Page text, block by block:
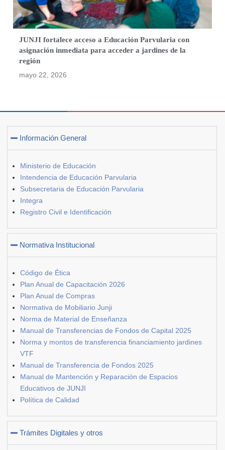
JUNJI fortalece acceso a Educación Parvularia con
asignación inmediata para acceder a jardines de la
región
mayo 22, 2026
Información General
Ministerio de Educación
Intendencia de Educación Parvularia
Subsecretaria de Educación Parvularia
Integra
Registro Civil e Identificación
Normativa Institucional
Código de Ética
Plan Anual de Capacitación 2026
Plan Anual de Compras
Normativa de Mobiliario Junji
Norma de Material de Enseñanza
Manual de Transferencias de Fondos de Capital 2025
Norma y montos de transferencia financiamiento jardines
VTF
Manual de Transferencia de Fondos 2025
Manual de Mantención y Reparación de Espacios
Educativos de JUNJI
Política de Calidad
Trámites Digitales y otros